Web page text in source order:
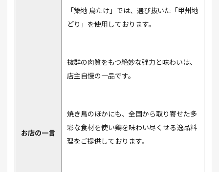
お店の一言
「築地 鳥たけ」では、選び抜いた「甲州地
どり」を使用しております。
抜群の肉質をもつ絶妙な弾力と味わいは、
店主自慢の一品です。
焼き鳥のほかにも、全国から取り寄せた多
彩な食材を使い鶏を味わい尽くせる逸品料
理をご提供しております。